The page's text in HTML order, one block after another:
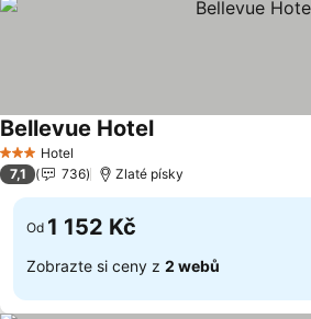
3 Počet hvězdiček
Hotel
Bellevue Hotel
7,1 736 Zlaté písky
Od 1 152 Kč
Zobrazte si ceny z 2 webů